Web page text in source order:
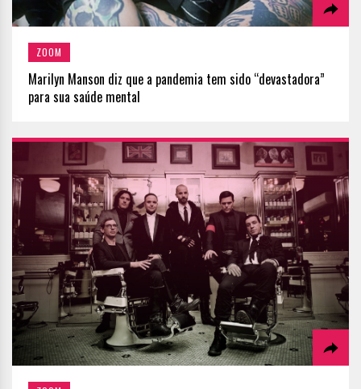
ZOOM
Marilyn Manson diz que a pandemia tem sido “devastadora”
para sua saúde mental